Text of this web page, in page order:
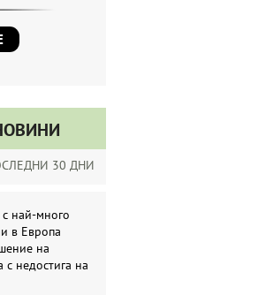
30 ДНИ
с най-много
в Европа
на
с недостига на